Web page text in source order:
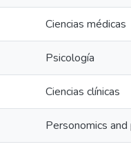
Ciencias médicas
Psicología
Ciencias clínicas
Personomics